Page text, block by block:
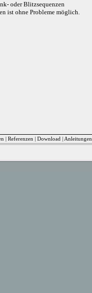
oder Blitzsequenzen
ist ohne Probleme möglich.
| Referenzen | Download | Anleitungen